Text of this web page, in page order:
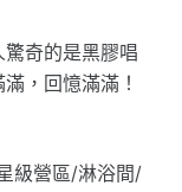
奇的是黑膠唱
，回憶滿滿！
級營區/淋浴間/